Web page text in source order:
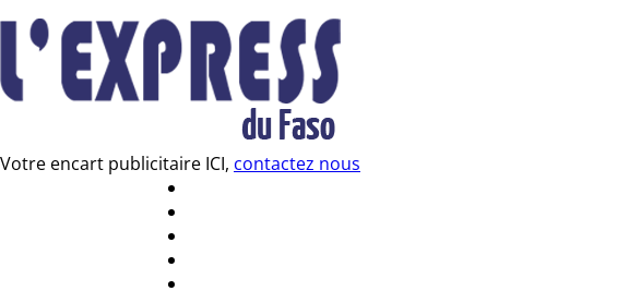
Votre encart publicitaire ICI, contactez nous